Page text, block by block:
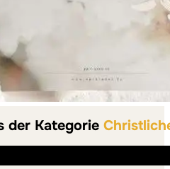
der Kategorie